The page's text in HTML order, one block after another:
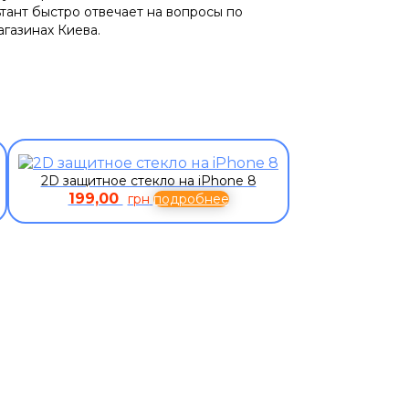
быстро отвечает на вопросы по
Киева.
2D защитное стекло на iPhone 8
199,00 грн подробнее